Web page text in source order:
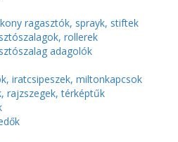
ragasztók, sprayk, stiftek
rollerek
adagolók
iratcsipeszek, miltonkapcsok
rajzszegek, térképtűk